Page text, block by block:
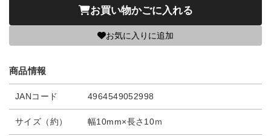
お買い物かごに入れる
お気に入りに追加
商品情報
JANコード 4964549052998
サイズ（約） 幅10mm×長さ10ｍ